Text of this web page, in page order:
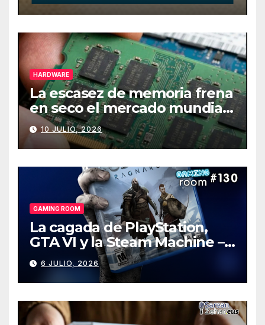
HARDWARE
La escasez de memoria frena
en seco el mercado mundial
de PCs
10 JULIO, 2026
GAMING ROOM
La cagada de PlayStation,
GTA VI y la Steam Machine –
Gaming Room #130
6 JULIO, 2026